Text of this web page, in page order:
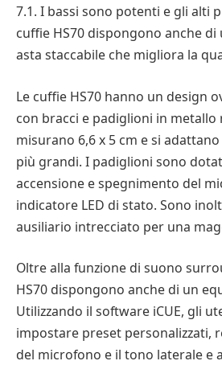
7.1. I bassi sono potenti e gli alti
cuffie HS70 dispongono anche
asta staccabile che migliora la
Le cuffie HS70 hanno un design
con bracci e padiglioni in
misurano 6,6 x 5 cm e si
più grandi. I padiglioni sono
accensione e spegnimento del
indicatore LED di stato. Sono
ausiliario intrecciato per una
Oltre alla funzione di suono
HS70 dispongono anche di un
Utilizzando il software iCUE, gli
impostare preset personalizzati,
del microfono e il tono laterale e